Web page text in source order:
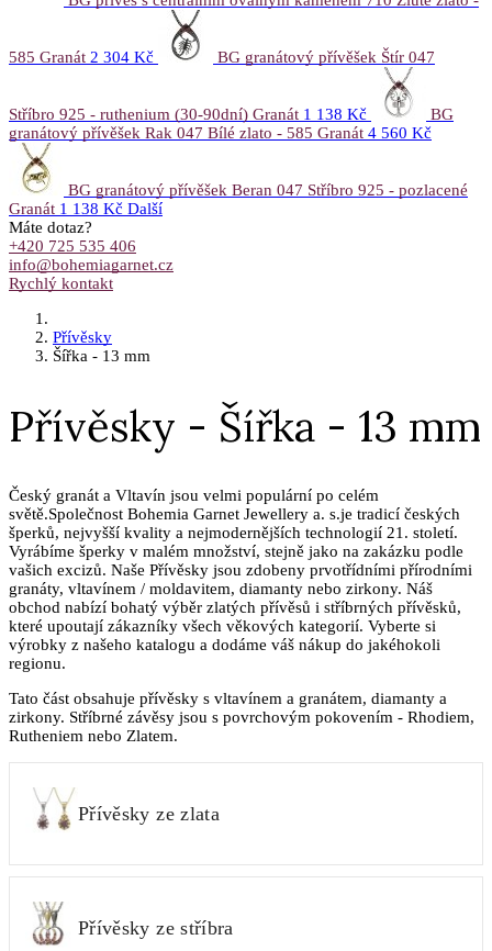
585 Granát 2 304 Kč BG granátový přívěšek Štír 047
Stříbro 925 - ruthenium (30-90dní) Granát 1 138 Kč
BG
granátový přívěšek Rak 047 Bílé zlato - 585 Granát 4 560 Kč
BG granátový přívěšek Beran 047 Stříbro 925 - pozlacené
Granát 1 138 Kč Další
Máte dotaz?
+420 725 535 406
info@bohemiagarnet.cz
Rychlý kontakt
Přívěsky
Šířka - 13 mm
Přívěsky - Šířka - 13 mm
Český granát a Vltavín jsou velmi populární po celém
světě.Společnost Bohemia Garnet Jewellery a. s.je tradicí českých
šperků, nejvyšší kvality a nejmodernějších technologií 21. století.
Vyrábíme šperky v malém množství, stejně jako na zakázku podle
vašich excizů. Naše Přívěsky jsou zdobeny prvotřídními přírodními
granáty, vltavínem / moldavitem, diamanty nebo zirkony. Náš
obchod nabízí bohatý výběr zlatých přívěsů i stříbrných přívěsků,
které upoutají zákazníky všech věkových kategorií. Vyberte si
výrobky z našeho katalogu a dodáme váš nákup do jakéhokoli
regionu.
Tato část obsahuje přívěsky s vltavínem a granátem, diamanty a
zirkony. Stříbrné závěsy jsou s povrchovým pokovením - Rhodiem,
Rutheniem nebo Zlatem.
Přívěsky ze zlata
Přívěsky ze stříbra